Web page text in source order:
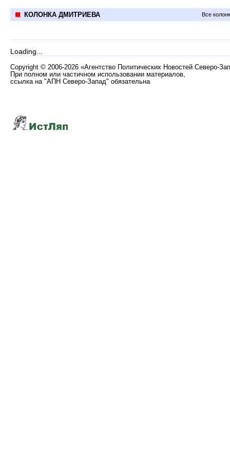
КОЛОНКА ДМИТРИЕВА Все
Loading...
Copyright © 2006-2026 «Агентство Политических Новостей Северо-
При полном или частичном использовании материалов,
ссылка на "АПН Северо-Запад" обязательна